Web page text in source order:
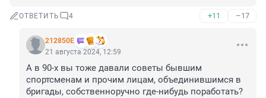
ОТВЕТИТЬ 4 +11 –17
212850Е
21 августа 2024, 12:59
А в 90-х вы тоже давали советы бывшим
спортсменам и прочим лицам, объединившимся в
бригады, собственноручно где-нибудь поработать?